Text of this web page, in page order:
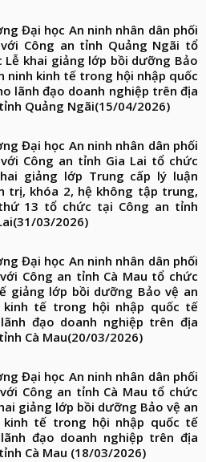
Đại học An ninh nhân dân phối
Công an tỉnh Quảng Ngãi tổ
Lễ khai giảng lớp bồi dưỡng Bảo
ninh kinh tế trong hội nhập quốc
lãnh đạo doanh nghiệp trên địa
Quảng Ngãi(15/04/2026)
Đại học An ninh nhân dân phối
Công an tỉnh Gia Lai tổ chức
giảng lớp Trung cấp lý luận
trị, khóa 2, hệ không tập trung,
13 tổ chức tại Công an tỉnh
(31/03/2026)
Đại học An ninh nhân dân phối
Công an tỉnh Cà Mau tổ chức
giảng lớp bồi dưỡng Bảo vệ an
kinh tế trong hội nhập quốc tế
đạo doanh nghiệp trên địa
Cà Mau(20/03/2026)
Đại học An ninh nhân dân phối
Công an tỉnh Cà Mau tổ chức
giảng lớp bồi dưỡng Bảo vệ an
kinh tế trong hội nhập quốc tế
đạo doanh nghiệp trên địa
Cà Mau (18/03/2026)